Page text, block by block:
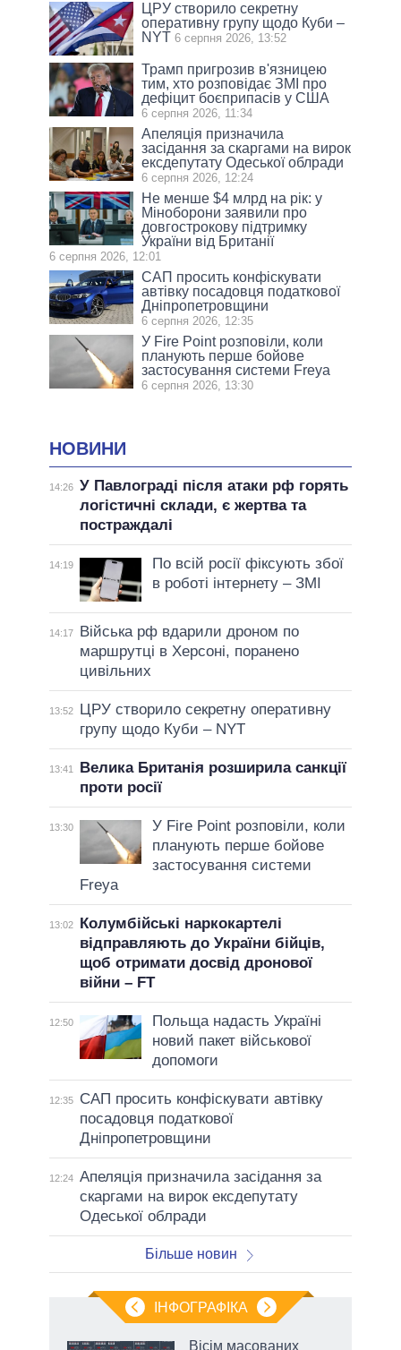
ЦРУ створило секретну
оперативну групу щодо Куби –
NYT 6 серпня 2026, 13:52
Трамп пригрозив в'язницею
тим, хто розповідає ЗМІ про
дефіцит боєприпасів у США
6 серпня 2026, 11:34
Апеляція призначила
засідання за скаргами на вирок
ексдепутату Одеської облради
6 серпня 2026, 12:24
Не менше $4 млрд на рік: у
Міноборони заявили про
довгострокову підтримку
України від Британії
6 серпня 2026, 12:01
САП просить конфіскувати
автівку посадовця податкової
Дніпропетровщини
6 серпня 2026, 12:35
У Fire Point розповіли, коли
планують перше бойове
застосування системи Freya
6 серпня 2026, 13:30
НОВИНИ
14:26 У Павлограді після атаки рф горять
логістичні склади, є жертва та
постраждалі
14:19
По всій росії фіксують збої
в роботі інтернету – ЗМІ
14:17
Війська рф вдарили дроном по
маршрутці в Херсоні, поранено
цивільних
13:52
ЦРУ створило секретну оперативну
групу щодо Куби – NYT
13:41
Велика Британія розширила санкції
проти росії
13:30
У Fire Point розповіли, коли
планують перше бойове
застосування системи
Freya
13:02
Колумбійські наркокартелі
відправляють до України бійців,
щоб отримати досвід дронової
війни – FT
12:50
Польща надасть Україні
новий пакет військової
допомоги
12:35
САП просить конфіскувати автівку
посадовця податкової
Дніпропетровщини
12:24 Апеляція призначила засідання за
скаргами на вирок ексдепутату
Одеської облради
Більше новин
ІНФОГРАФІКА
Вісім масованих